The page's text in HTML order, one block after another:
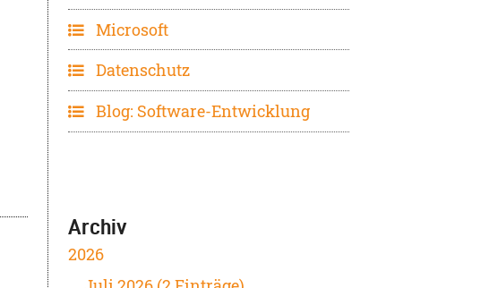
Microsoft
Datenschutz
Blog: Software-Entwicklung
Archiv
2026